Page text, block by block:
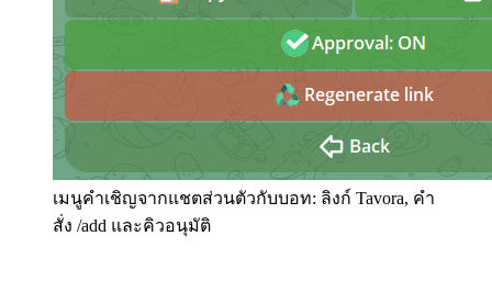
เมนูคำเชิญจากแชตส่วนตัวกับบอท: ลิงก์ Tavora, คำ
สั่ง /add และคิวอนุมัติ